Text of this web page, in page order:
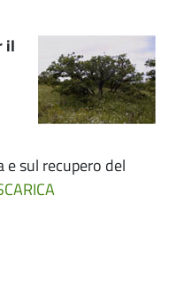
il
sul recupero del